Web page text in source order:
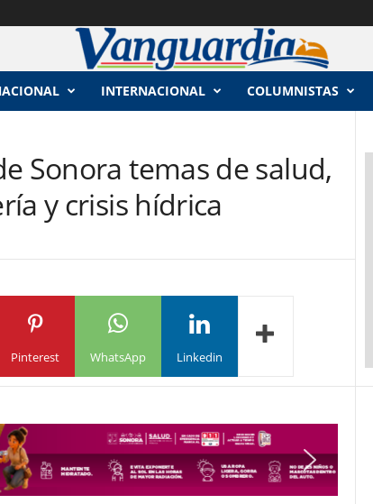
INTERNACIONAL COLUMNISTAS
Sonora temas de salud,
y crisis hídrica
Pinterest WhatsApp Linkedin